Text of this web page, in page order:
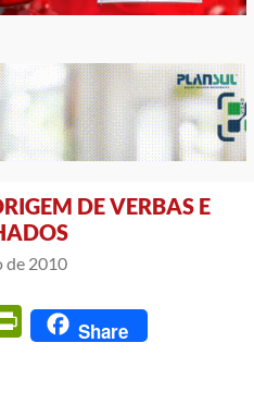
DE VERBAS E
de 2010
PrintFriendly
Share